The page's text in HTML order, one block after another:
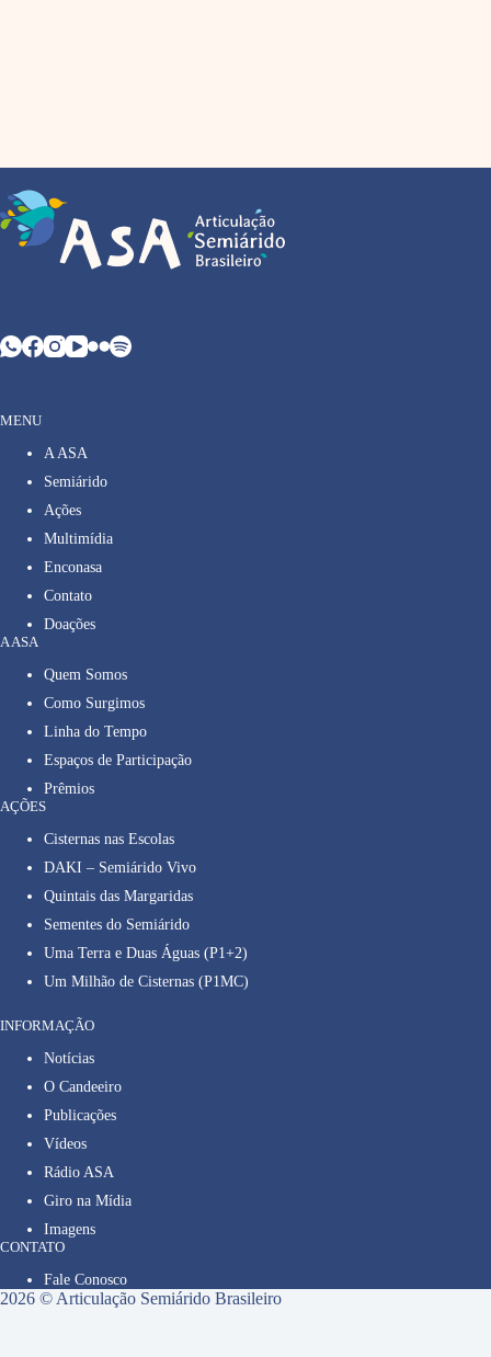
MENU
A ASA
Semiárido
Ações
Multimídia
Enconasa
Contato
Doações
A ASA
Quem Somos
Como Surgimos
Linha do Tempo
Espaços de Participação
Prêmios
AÇÕES
Cisternas nas Escolas
DAKI – Semiárido Vivo
Quintais das Margaridas
Sementes do Semiárido
Uma Terra e Duas Águas (P1+2)
Um Milhão de Cisternas (P1MC)
INFORMAÇÃO
Notícias
O Candeeiro
Publicações
Vídeos
Rádio ASA
Giro na Mídia
Imagens
CONTATO
Fale Conosco
2026 © Articulação Semiárido Brasileiro